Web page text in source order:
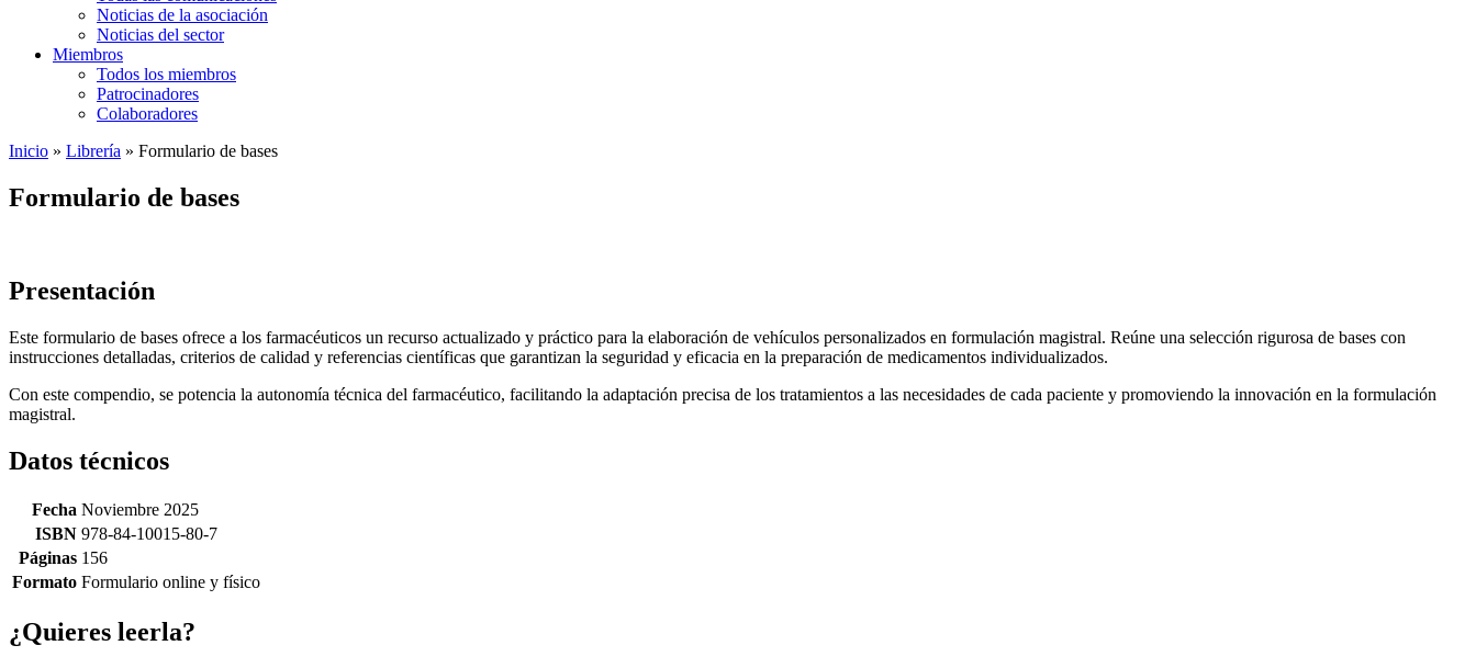
Noticias de la asociación
Noticias del sector
Miembros
Todos los miembros
Patrocinadores
Colaboradores
Inicio » Librería » Formulario de bases
Formulario de bases
Presentación
Este formulario de bases ofrece a los farmacéuticos un recurso actualizado y práctico para la elaboración de vehículos personalizados en formulación magistral. Reúne una selección rigurosa de bases con
instrucciones detalladas, criterios de calidad y referencias científicas que garantizan la seguridad y eficacia en la preparación de medicamentos individualizados.
Con este compendio, se potencia la autonomía técnica del farmacéutico, facilitando la adaptación precisa de los tratamientos a las necesidades de cada paciente y promoviendo la innovación en la formulación
magistral.
Datos técnicos
Fecha Noviembre 2025
ISBN 978-84-10015-80-7
Páginas 156
Formato Formulario online y físico
¿Quieres leerla?